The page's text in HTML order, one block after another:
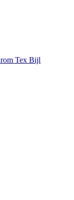
Tex Bijl